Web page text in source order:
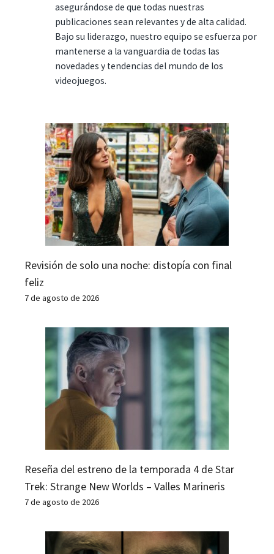
asegurándose de que todas nuestras
publicaciones sean relevantes y de alta calidad.
Bajo su liderazgo, nuestro equipo se esfuerza por
mantenerse a la vanguardia de todas las
novedades y tendencias del mundo de los
videojuegos.
Revisión de solo una noche: distopía con final
feliz
7 de agosto de 2026
Reseña del estreno de la temporada 4 de Star
Trek: Strange New Worlds – Valles Marineris
7 de agosto de 2026